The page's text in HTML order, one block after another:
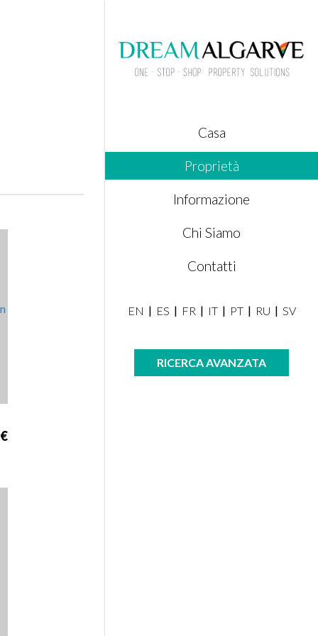
Casa
Proprietà
Informazione
Chi Siamo
Contatti
EN ES FR IT PT RU SV
RICERCA AVANZATA